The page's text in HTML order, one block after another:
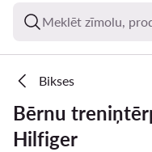
Meklēt zīmolu,
Bikses
Bērnu
Hilfiger